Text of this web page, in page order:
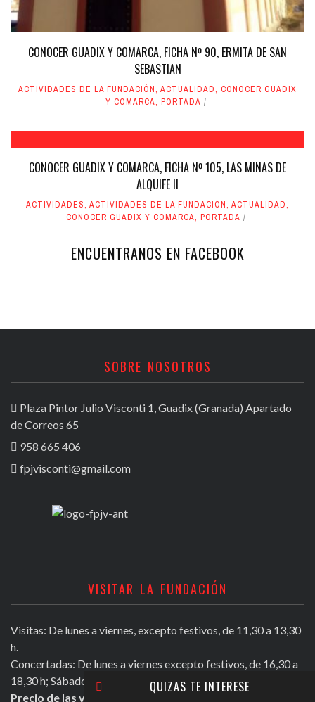
CONOCER GUADIX Y COMARCA, FICHA Nº 90, ERMITA DE SAN
SEBASTIAN
ACTIVIDADES DE LA FUNDACIÓN, ACTUALIDAD, CONOCER GUADIX
Y COMARCA, PORTADA
CONOCER GUADIX Y COMARCA, FICHA Nº 105, LAS MINAS DE
ALQUIFE II
ACTIVIDADES, ACTIVIDADES DE LA FUNDACIÓN, ACTUALIDAD,
CONOCER GUADIX Y COMARCA, PORTADA
QUIZAS TE INTERESE
ENCUENTRANOS EN FACEBOOK
SOBRE NOSOTROS
Plaza Pintor Julio Visconti 1, Guadix (Granada) Apartado
de Correos 65
958 665 406
fpjvisconti@gmail.com
VISITAR LA FUNDACIÓN
Visítas: De lunes a viernes, excepto festivos, de 11,30 a 13,30
h.
Concertadas: De lunes a viernes excepto festivos, de 16,30 a
18,30 h; Sábados mañana de 11,30 a 13,30 h.
Precio de las visitas: Individual 2 euros. Grupos + de 10